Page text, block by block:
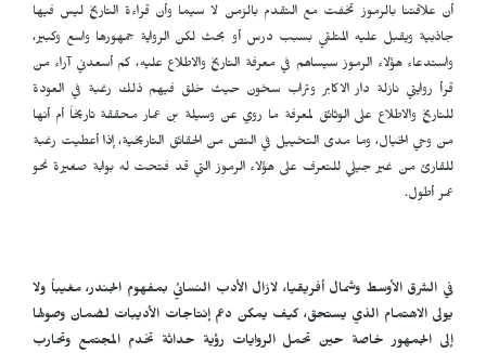
أن علاقتنا بالرموز تخفت مع التقدم بالزمن لا سيما وأن قراءة التاريخ ليس فيها
جاذبية ويقبل عليه المتلقي بسبب درس أو بحث لكن الرواية جمهورها واسع وكبير،
واستدعاء هؤلاء الرموز سيساهم في معرفة التاريخ والاطلاع عليه، كم أسعدني آراء من
قرأ روايتي نازلة دار الاكابر وتراب سخون حيث خلق فيهم ذلك رغبة في العودة
للتاريخ والاطلاع على الوثائق لمعرفة ما روي عن وسيلة بن عمار محققة تاريخاً أم أنها
من وحي الخيال، وما مدى التخييل في النص من الحقائق التاريخية، إذا أعطيت رغبة
للقارئ من غير جيلي للتعرف على هؤلاء الرموز التي قد فتحت له بوابة صغيرة نحو
عمر أطول.
في الشرق الأوسط وشمال أفريقيا، لازال الأدب النسائي بمفهوم الجندر، مغيباً ولا
يولى الاهتمام الذي يستحق، كيف يمكن دعم إنتاجات الأديبات لضمان وصولها
إلى الجمهور خاصة حين تحمل الروايات رؤية حداثة تخدم المجتمع وتحارب